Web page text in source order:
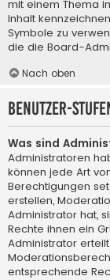
mit einem Thema
Inhalt
Symbole zu
die die Board-
Nach oben
Benutzer-
Was sind
Administratoren
können jede Art
Berechtigungen
erstellen,
Administrator hat,
Rechte ihnen ein
Administrator
entsprechende